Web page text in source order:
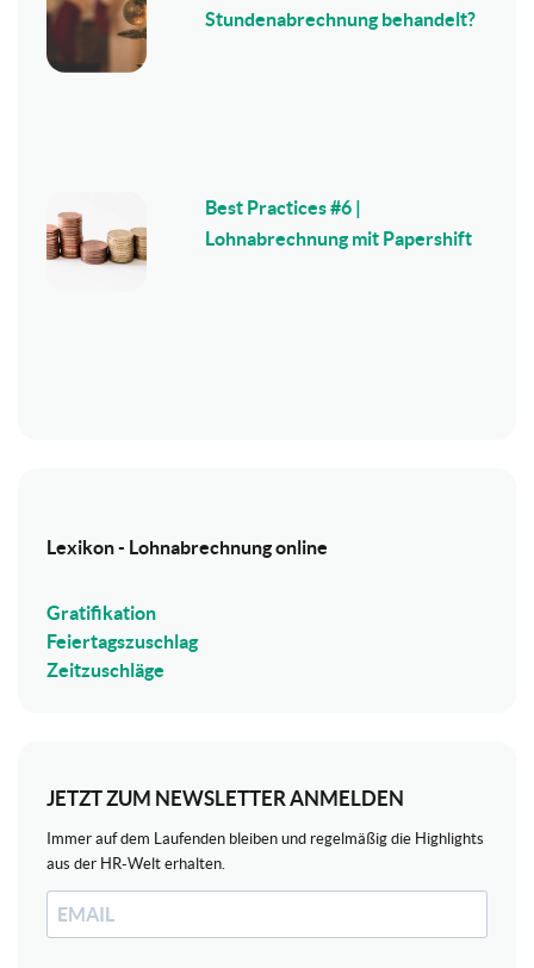
Stundenabrechnung behandelt?
Best Practices #6 |
Lohnabrechnung mit Papershift
Lexikon - Lohnabrechnung online
Gratifikation
Feiertagszuschlag
Zeitzuschläge
JETZT ZUM NEWSLETTER ANMELDEN
Immer auf dem Laufenden bleiben und regelmäßig die Highlights
aus der HR-Welt erhalten.